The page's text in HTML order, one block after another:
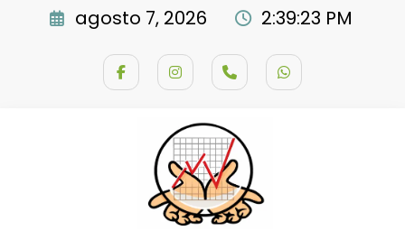
agosto 7, 2026 2:39:24 PM